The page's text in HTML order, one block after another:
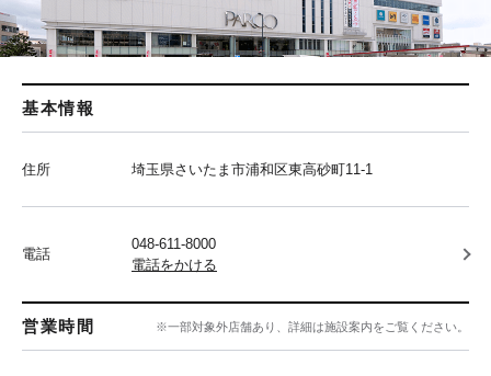
基本情報
住所 埼玉県さいたま市浦和区東高砂町11-1
電話
048-611-8000
電話をかける
営業時間 ※一部対象外店舗あり、詳細は施設案内をご覧ください。